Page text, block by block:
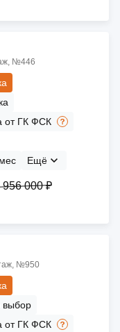
№446
от ГК ФСК
Ещё
956 000 ₽
№950
выбор
от ГК ФСК